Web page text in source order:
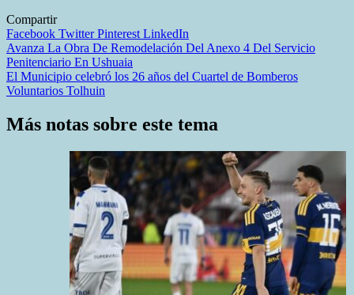
Compartir
Facebook TwitterPinterest LinkedIn
Navegación
de
entradas
Avanza La Obra De Remodelación Del Anexo 4 Del Servicio
Penitenciario En Ushuaia
El Municipio celebró los 26 años del Cuartel de Bomberos
Voluntarios Tolhuin
Más notas sobre este tema